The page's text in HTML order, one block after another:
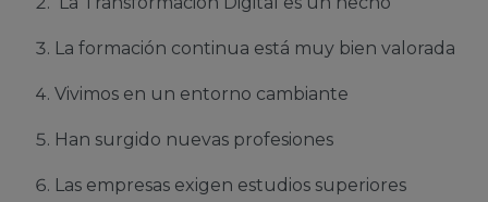
La formación continua está muy bien valorada
Vivimos en un entorno cambiante
Han surgido nuevas profesiones
Las empresas exigen estudios superiores